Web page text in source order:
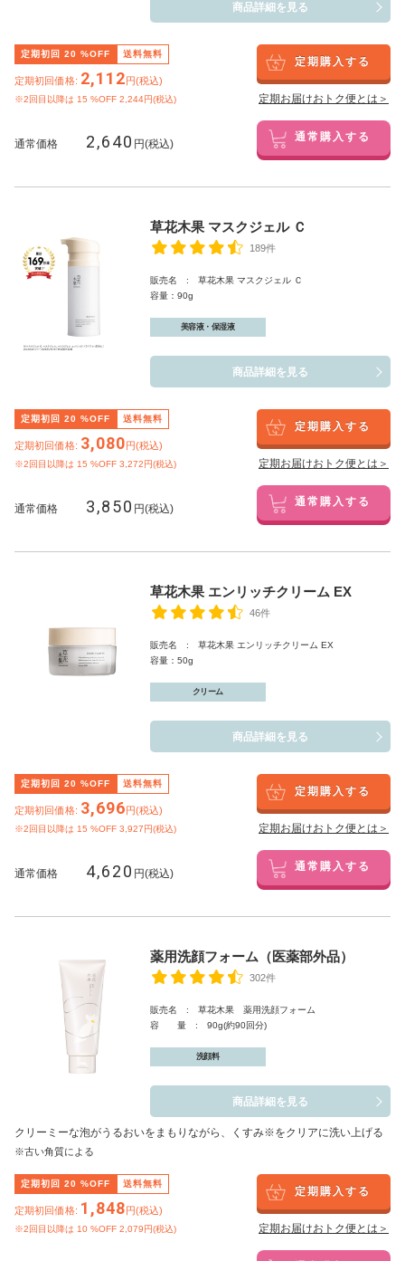
商品詳細を見る
定期初回 20 %OFF 送料無料
定期初回価格: 2,112円(税込)
※2回目以降は 15 %OFF 2,244円(税込)
定期購入する
定期お届けおトク便とは＞
通常価格 2,640 円(税込) 通常購入する
草花木果 マスクジェル Ｃ
189件
販売名 : 草花木果 マスクジェル Ｃ
容量：90g
美容液・保湿液
商品詳細を見る
定期初回 20 %OFF 送料無料
定期初回価格: 3,080円(税込)
※2回目以降は 15 %OFF 3,272円(税込)
定期購入する
定期お届けおトク便とは＞
通常価格 3,850 円(税込) 通常購入する
草花木果 エンリッチクリーム EX
46件
販売名 : 草花木果 エンリッチクリーム EX
容量：50g
クリーム
商品詳細を見る
定期初回 20 %OFF 送料無料
定期初回価格: 3,696円(税込)
※2回目以降は 15 %OFF 3,927円(税込)
定期購入する
定期お届けおトク便とは＞
通常価格 4,620 円(税込) 通常購入する
薬用洗顔フォーム（医薬部外品）
302件
販売名 : 草花木果 薬用洗顔フォーム
容 量 : 90g(約90回分)
洗顔料
商品詳細を見る
クリーミーな泡がうるおいをまもりながら、くすみ※をクリアに洗い上げる
※古い角質による
定期初回 20 %OFF 送料無料
定期初回価格: 1,848円(税込)
※2回目以降は 10 %OFF 2,079円(税込)
定期購入する
定期お届けおトク便とは＞